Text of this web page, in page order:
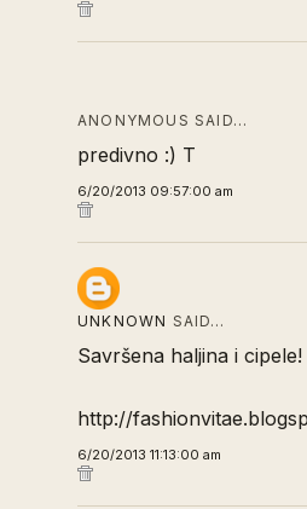
ANONYMOUS SAID…
predivno :) T
6/20/2013 09:57:00 am
UNKNOWN SAID…
Savršena haljina i
http://
6/20/2013 11:13:00 am